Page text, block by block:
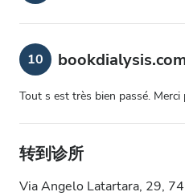
10
Tout s est très bien passé.
转到诊所
Via Angelo Latartara, 29,